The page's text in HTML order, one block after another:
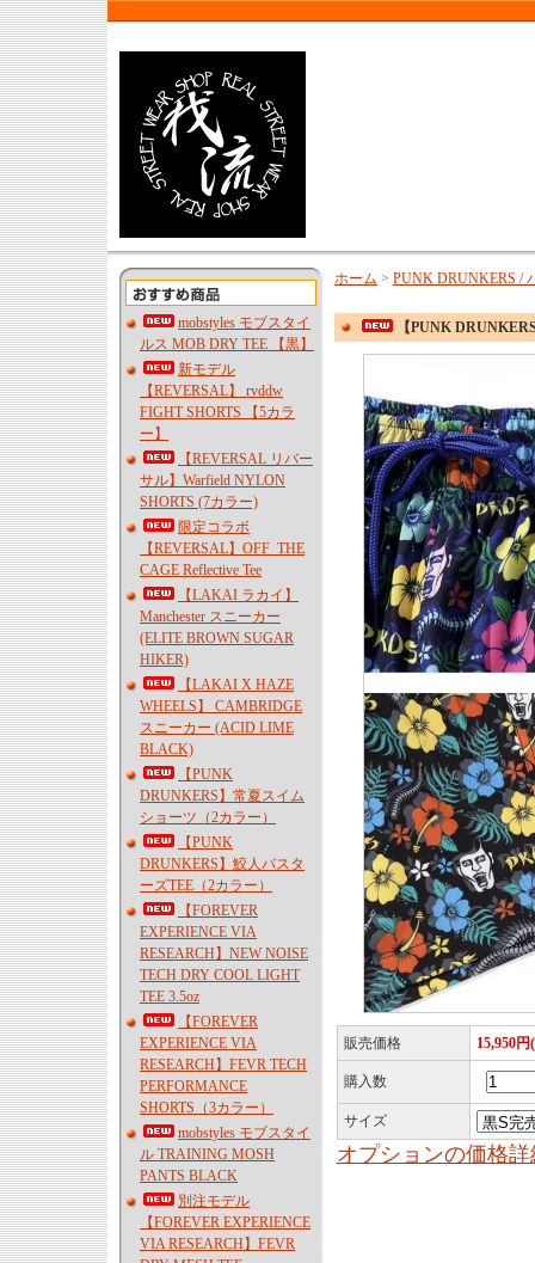
mobstyles モブスタイ
ルス MOB DRY TEE 【黒】
新モデル
【REVERSAL】 rvddw
FIGHT SHORTS 【5カラ
ー】
【REVERSAL リバー
サル】Warfield NYLON
SHORTS (7カラー)
限定コラボ
【REVERSAL】OFF_THE
CAGE Reflective Tee
【LAKAI ラカイ】
Manchester スニーカー
(ELITE BROWN SUGAR
HIKER)
【LAKAI X HAZE
WHEELS】 CAMBRIDGE
スニーカー (ACID LIME
BLACK)
【PUNK
DRUNKERS】常夏スイム
ショーツ（2カラー）
【PUNK
DRUNKERS】鮫人バスタ
ーズTEE（2カラー）
【FOREVER
EXPERIENCE VIA
RESEARCH】NEW NOISE
TECH DRY COOL LIGHT
TEE 3.5oz
【FOREVER
EXPERIENCE VIA
RESEARCH】FEVR TECH
PERFORMANCE
SHORTS（3カラー）
mobstyles モブスタイ
ル TRAINING MOSH
PANTS BLACK
別注モデル
【FOREVER EXPERIENCE
VIA RESEARCH】FEVR
ホーム > PUNK DRUNKERS /
【PUNK
販売価格 15,950
購入数
サイズ
オプションの価格